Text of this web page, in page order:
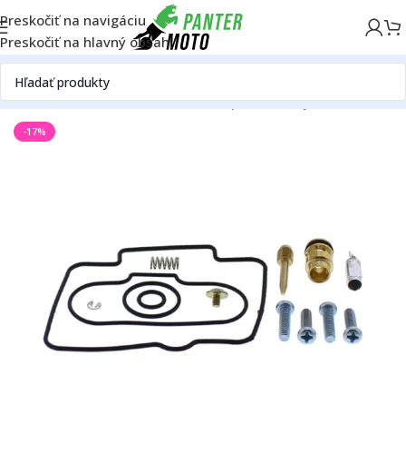
Preskočiť na navigáciu
Preskočiť na hlavný obsah
MotorPalivová sústavaKarburátorOpravné sady karburátora
-17%